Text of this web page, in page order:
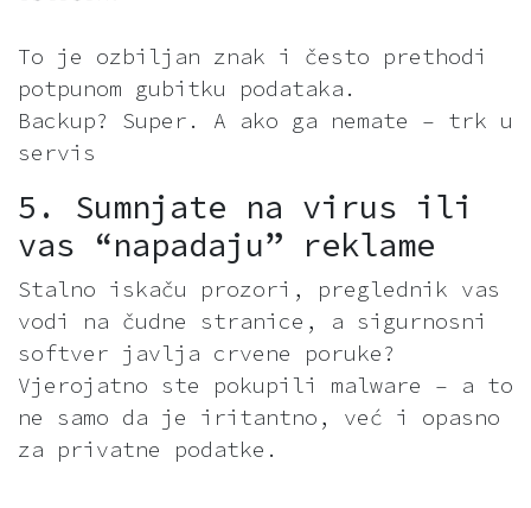
To je ozbiljan znak i često prethodi
potpunom gubitku podataka.
Backup? Super. A ako ga nemate – trk u
servis
5. Sumnjate na virus ili
vas “napadaju” reklame
Stalno iskaču prozori, preglednik vas
vodi na čudne stranice, a sigurnosni
softver javlja crvene poruke?
Vjerojatno ste pokupili malware – a to
ne samo da je iritantno, već i opasno
za privatne podatke.